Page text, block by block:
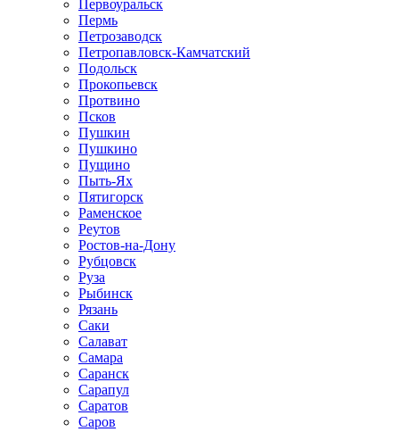
Первоуральск
Пермь
Петрозаводск
Петропавловск-Камчатский
Подольск
Прокопьевск
Протвино
Псков
Пушкин
Пушкино
Пущино
Пыть-Ях
Пятигорск
Раменское
Реутов
Ростов-на-Дону
Рубцовск
Руза
Рыбинск
Рязань
Саки
Салават
Самара
Саранск
Сарапул
Саратов
Саров